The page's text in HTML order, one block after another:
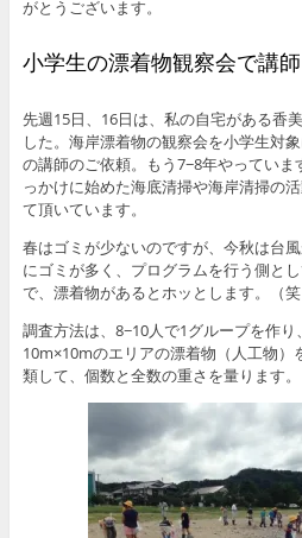
がとうございます。
小学生の漂着物観察会で講
先週15日、16日は、私の自宅がある香
した。海岸漂着物の観察会を小学生対
の講師のご依頼。もう7−8年やっていま
っかけに始めた海底清掃や海岸清掃の
て頂いています。
春はゴミが少ないのですが、今秋は台
にゴミが多く、プログラムを行う側と
で、漂着物があるとホッとします。（笑
調査方法は、8−10人で1グループを作
10m×10mのエリアの漂着物（人工物）
類して、個数と全数の重さを量ります。